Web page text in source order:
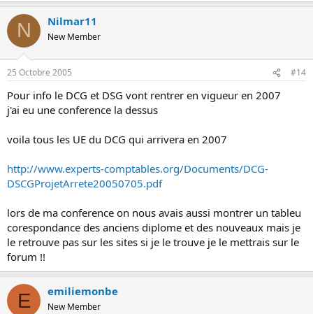
N Nilmar11
New Member
25 Octobre 2005 #14
Pour info le DCG et DSG vont rentrer en vigueur en 2007
j'ai eu une conference la dessus
voila tous les UE du DCG qui arrivera en 2007
http://www.experts-comptables.org/Documents/DCG-
DSCGProjetArrete20050705.pdf
lors de ma conference on nous avais aussi montrer un tableu
corespondance des anciens diplome et des nouveaux mais je
le retrouve pas sur les sites si je le trouve je le mettrais sur le
forum !!
E emiliemonbe
New Member